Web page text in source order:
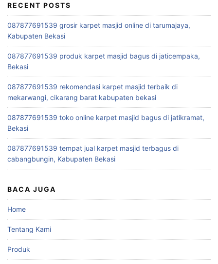
RECENT POSTS
087877691539 grosir karpet masjid online di tarumajaya,
Kabupaten Bekasi
087877691539 produk karpet masjid bagus di jaticempaka,
Bekasi
087877691539 rekomendasi karpet masjid terbaik di
mekarwangi, cikarang barat kabupaten bekasi
087877691539 toko online karpet masjid bagus di jatikramat,
Bekasi
087877691539 tempat jual karpet masjid terbagus di
cabangbungin, Kabupaten Bekasi
BACA JUGA
Home
Tentang Kami
Produk